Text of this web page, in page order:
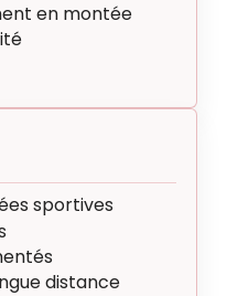
en montée
sportives
distance